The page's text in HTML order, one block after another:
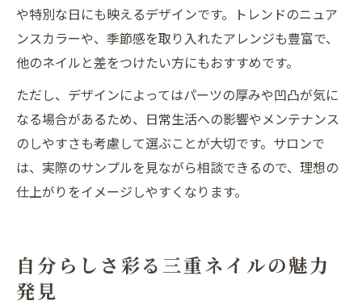
や特別な日にも映えるデザインです。トレンドのニュア
ンスカラーや、季節感を取り入れたアレンジも豊富で、
他のネイルと差をつけたい方にもおすすめです。
ただし、デザインによってはパーツの厚みや凹凸が気に
なる場合があるため、日常生活への影響やメンテナンス
のしやすさも考慮して選ぶことが大切です。サロンで
は、実際のサンプルを見ながら相談できるので、理想の
仕上がりをイメージしやすくなります。
自分らしさ彩る三重ネイルの魅力
発見